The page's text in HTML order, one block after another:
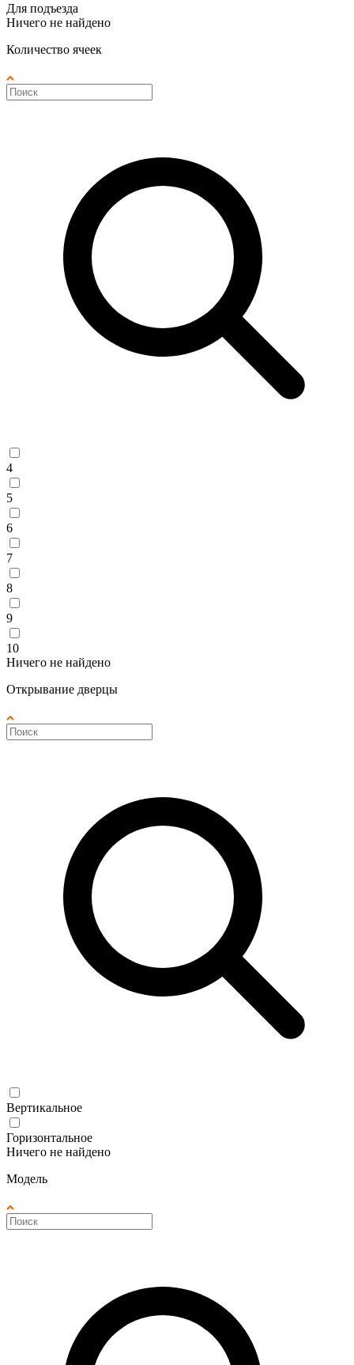
Для подъезда
Ничего не найдено
Количество ячеек
4
5
6
7
8
9
10
Ничего не найдено
Открывание дверцы
Вертикальное
Горизонтальное
Ничего не найдено
Модель